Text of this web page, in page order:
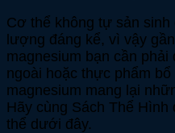
Cơ thể không tự sản
lượng đáng kể, vì vậy
magnesium bạn cần
ngoài hoặc thực phẩm
magnesium mang lại
Hãy cùng Sách Thể
thể dưới đây.